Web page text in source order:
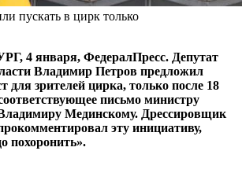
пускать в цирк только
4 января, ФедералПресс. Депутат
Владимир Петров предложил
для зрителей цирка, только после 18
письмо министру
Мединскому. Дрессировщик
эту инициативу,
похоронить».